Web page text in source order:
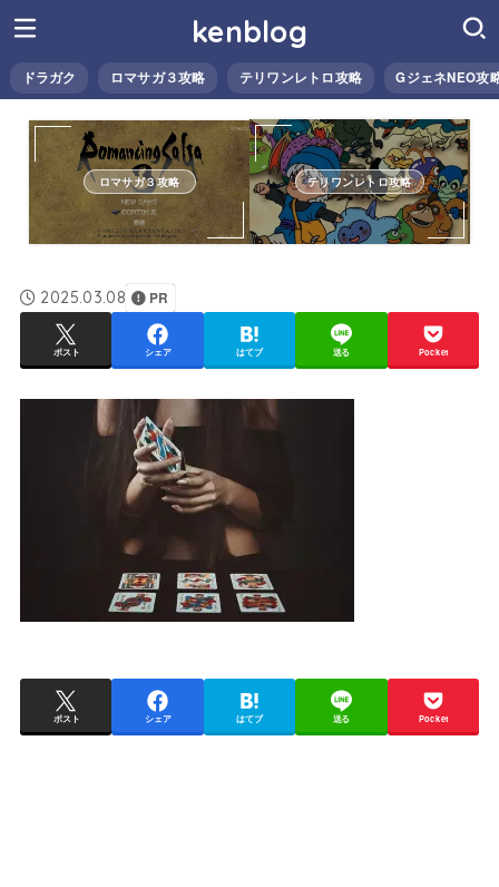
kenblog
ドラガク ロマサガ３攻略 テリワンレトロ攻略 GジェネNEO攻
ロマサガ３攻略 テリワンレトロ攻略
2025.03.08 PR
ポスト シェア はてブ 送る Pocket
ポスト シェア はてブ 送る Pocket